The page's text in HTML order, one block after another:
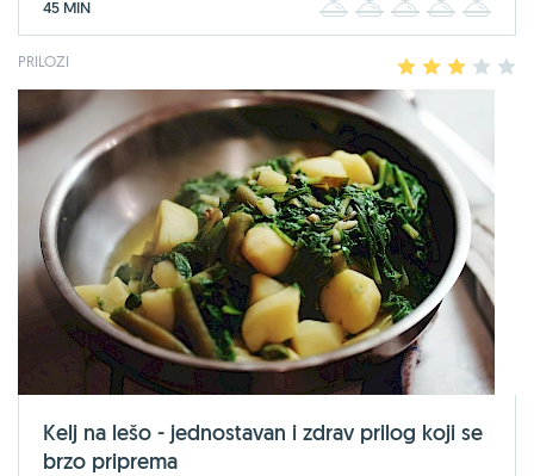
45 MIN 2 3 4
PRILOZI 2 3 4
Kelj na lešo - jednostavan i zdrav prilog koji se
brzo priprema